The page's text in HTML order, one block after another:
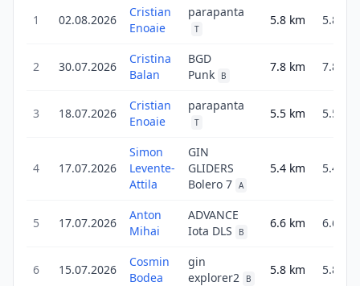
1 02.08.2026
Cristian
Enoaie
parapanta
T
5.8 km 5.8
2 30.07.2026
Cristina
Balan
BGD
Punk
B
7.8 km 7.8
3 18.07.2026
Cristian
Enoaie
parapanta
T
5.5 km 5.5
4 17.07.2026
Simon
Levente-
Attila
GIN
GLIDERS
Bolero 7 A
5.4 km 5.4
5 17.07.2026
Anton
Mihai
ADVANCE
Iota DLS
B
6.6 km 6.6
6 15.07.2026
Cosmin
Bodea
gin
explorer2
B
5.8 km 5.8